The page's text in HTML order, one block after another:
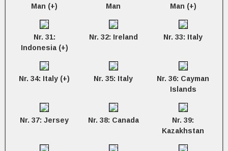
Man (+)
Man
Man (+)
Nr. 31:
Indonesia (+)
Nr. 32: Ireland Nr. 33: Italy
Nr. 34: Italy (+) Nr. 35: Italy
Nr. 36: Cayman
Islands
Nr. 37: Jersey Nr. 38: Canada
Nr. 39:
Kazakhstan